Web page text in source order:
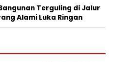
Terguling di Jalur
Alami Luka Ringan